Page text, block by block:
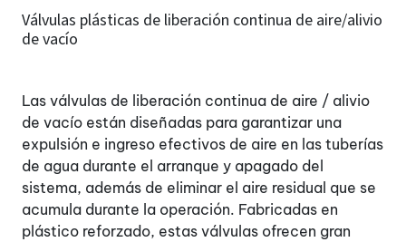
Válvulas plásticas de liberación continua de aire/alivio
de vacío
Las válvulas de liberación continua de aire / alivio
de vacío están diseñadas para garantizar una
expulsión e ingreso efectivos de aire en las tuberías
de agua durante el arranque y apagado del
sistema, además de eliminar el aire residual que se
acumula durante la operación. Fabricadas en
plástico reforzado, estas válvulas ofrecen gran